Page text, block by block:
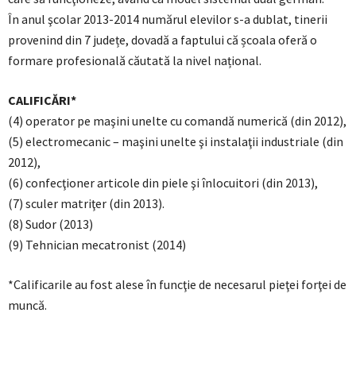
În anul şcolar 2013-2014 numărul elevilor s-a dublat, tinerii
provenind din 7 județe, dovadă a faptului că școala oferă o
formare profesională căutată la nivel național.
CALIFICĂRI*
(4) operator pe maşini unelte cu comandă numerică (din 2012),
(5) electromecanic – maşini unelte şi instalaţii industriale (din
2012),
(6) confecţioner articole din piele şi înlocuitori (din 2013),
(7) sculer matriţer (din 2013).
(8) Sudor (2013)
(9) Tehnician mecatronist (2014)
*Calificarile au fost alese în funcţie de necesarul pieţei forţei de
muncă.